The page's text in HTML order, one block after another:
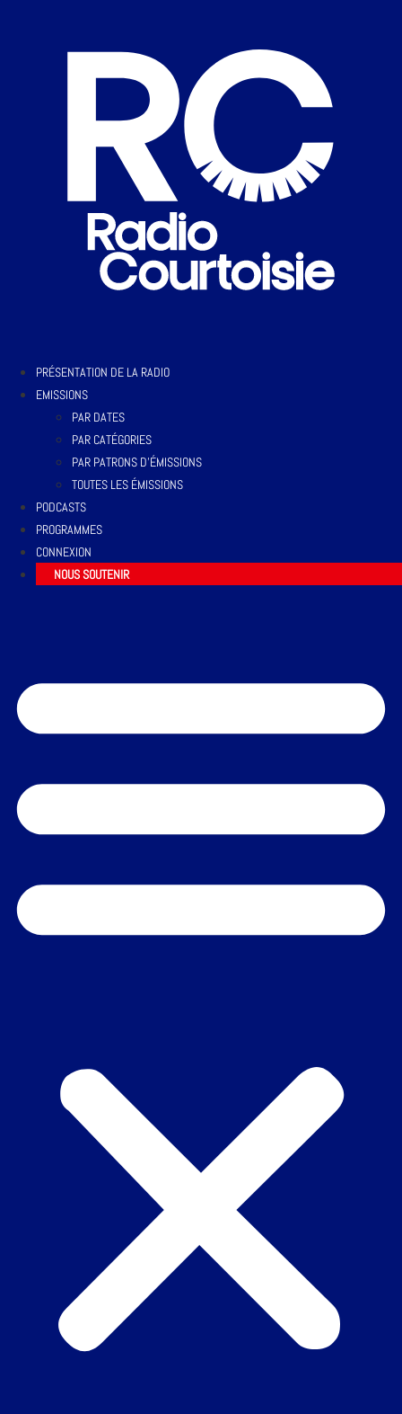
PRÉSENTATION DE LA RADIO
EMISSIONS
PAR DATES
PAR CATÉGORIES
PAR PATRONS D’ÉMISSIONS
TOUTES LES ÉMISSIONS
PODCASTS
PROGRAMMES
CONNEXION
NOUS SOUTENIR